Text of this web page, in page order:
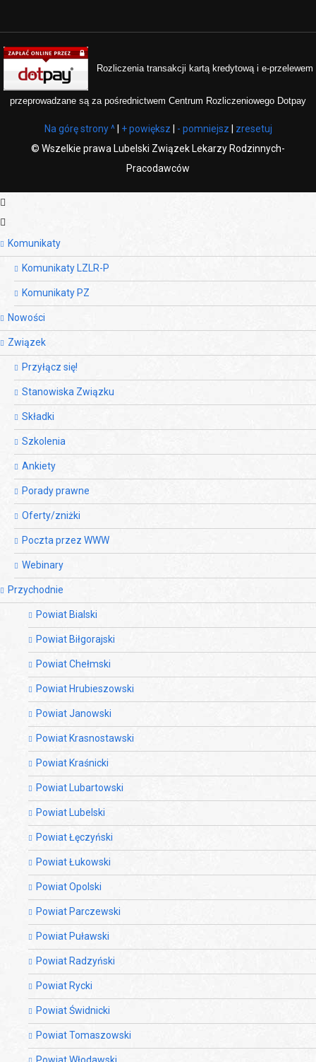
Rozliczenia transakcji kartą kredytową i e-przelewem
przeprowadzane są za pośrednictwem Centrum Rozliczeniowego Dotpay
Na górę strony ^| + powiększ - pomniejsz
zresetuj
© Wszelkie prawa Lubelski Związek Lekarzy Rodzinnych-
Pracodawców
Komunikaty
Komunikaty LZLR-P
Komunikaty PZ
Nowości
Związek
Przyłącz się!
Stanowiska Związku
Składki
Szkolenia
Ankiety
Porady prawne
Oferty/zniżki
Poczta przez WWW
Webinary
Przychodnie
Powiat Bialski
Powiat Biłgorajski
Powiat Chełmski
Powiat Hrubieszowski
Powiat Janowski
Powiat Krasnostawski
Powiat Kraśnicki
Powiat Lubartowski
Powiat Lubelski
Powiat Łęczyński
Powiat Łukowski
Powiat Opolski
Powiat Parczewski
Powiat Puławski
Powiat Radzyński
Powiat Rycki
Powiat Świdnicki
Powiat Tomaszowski